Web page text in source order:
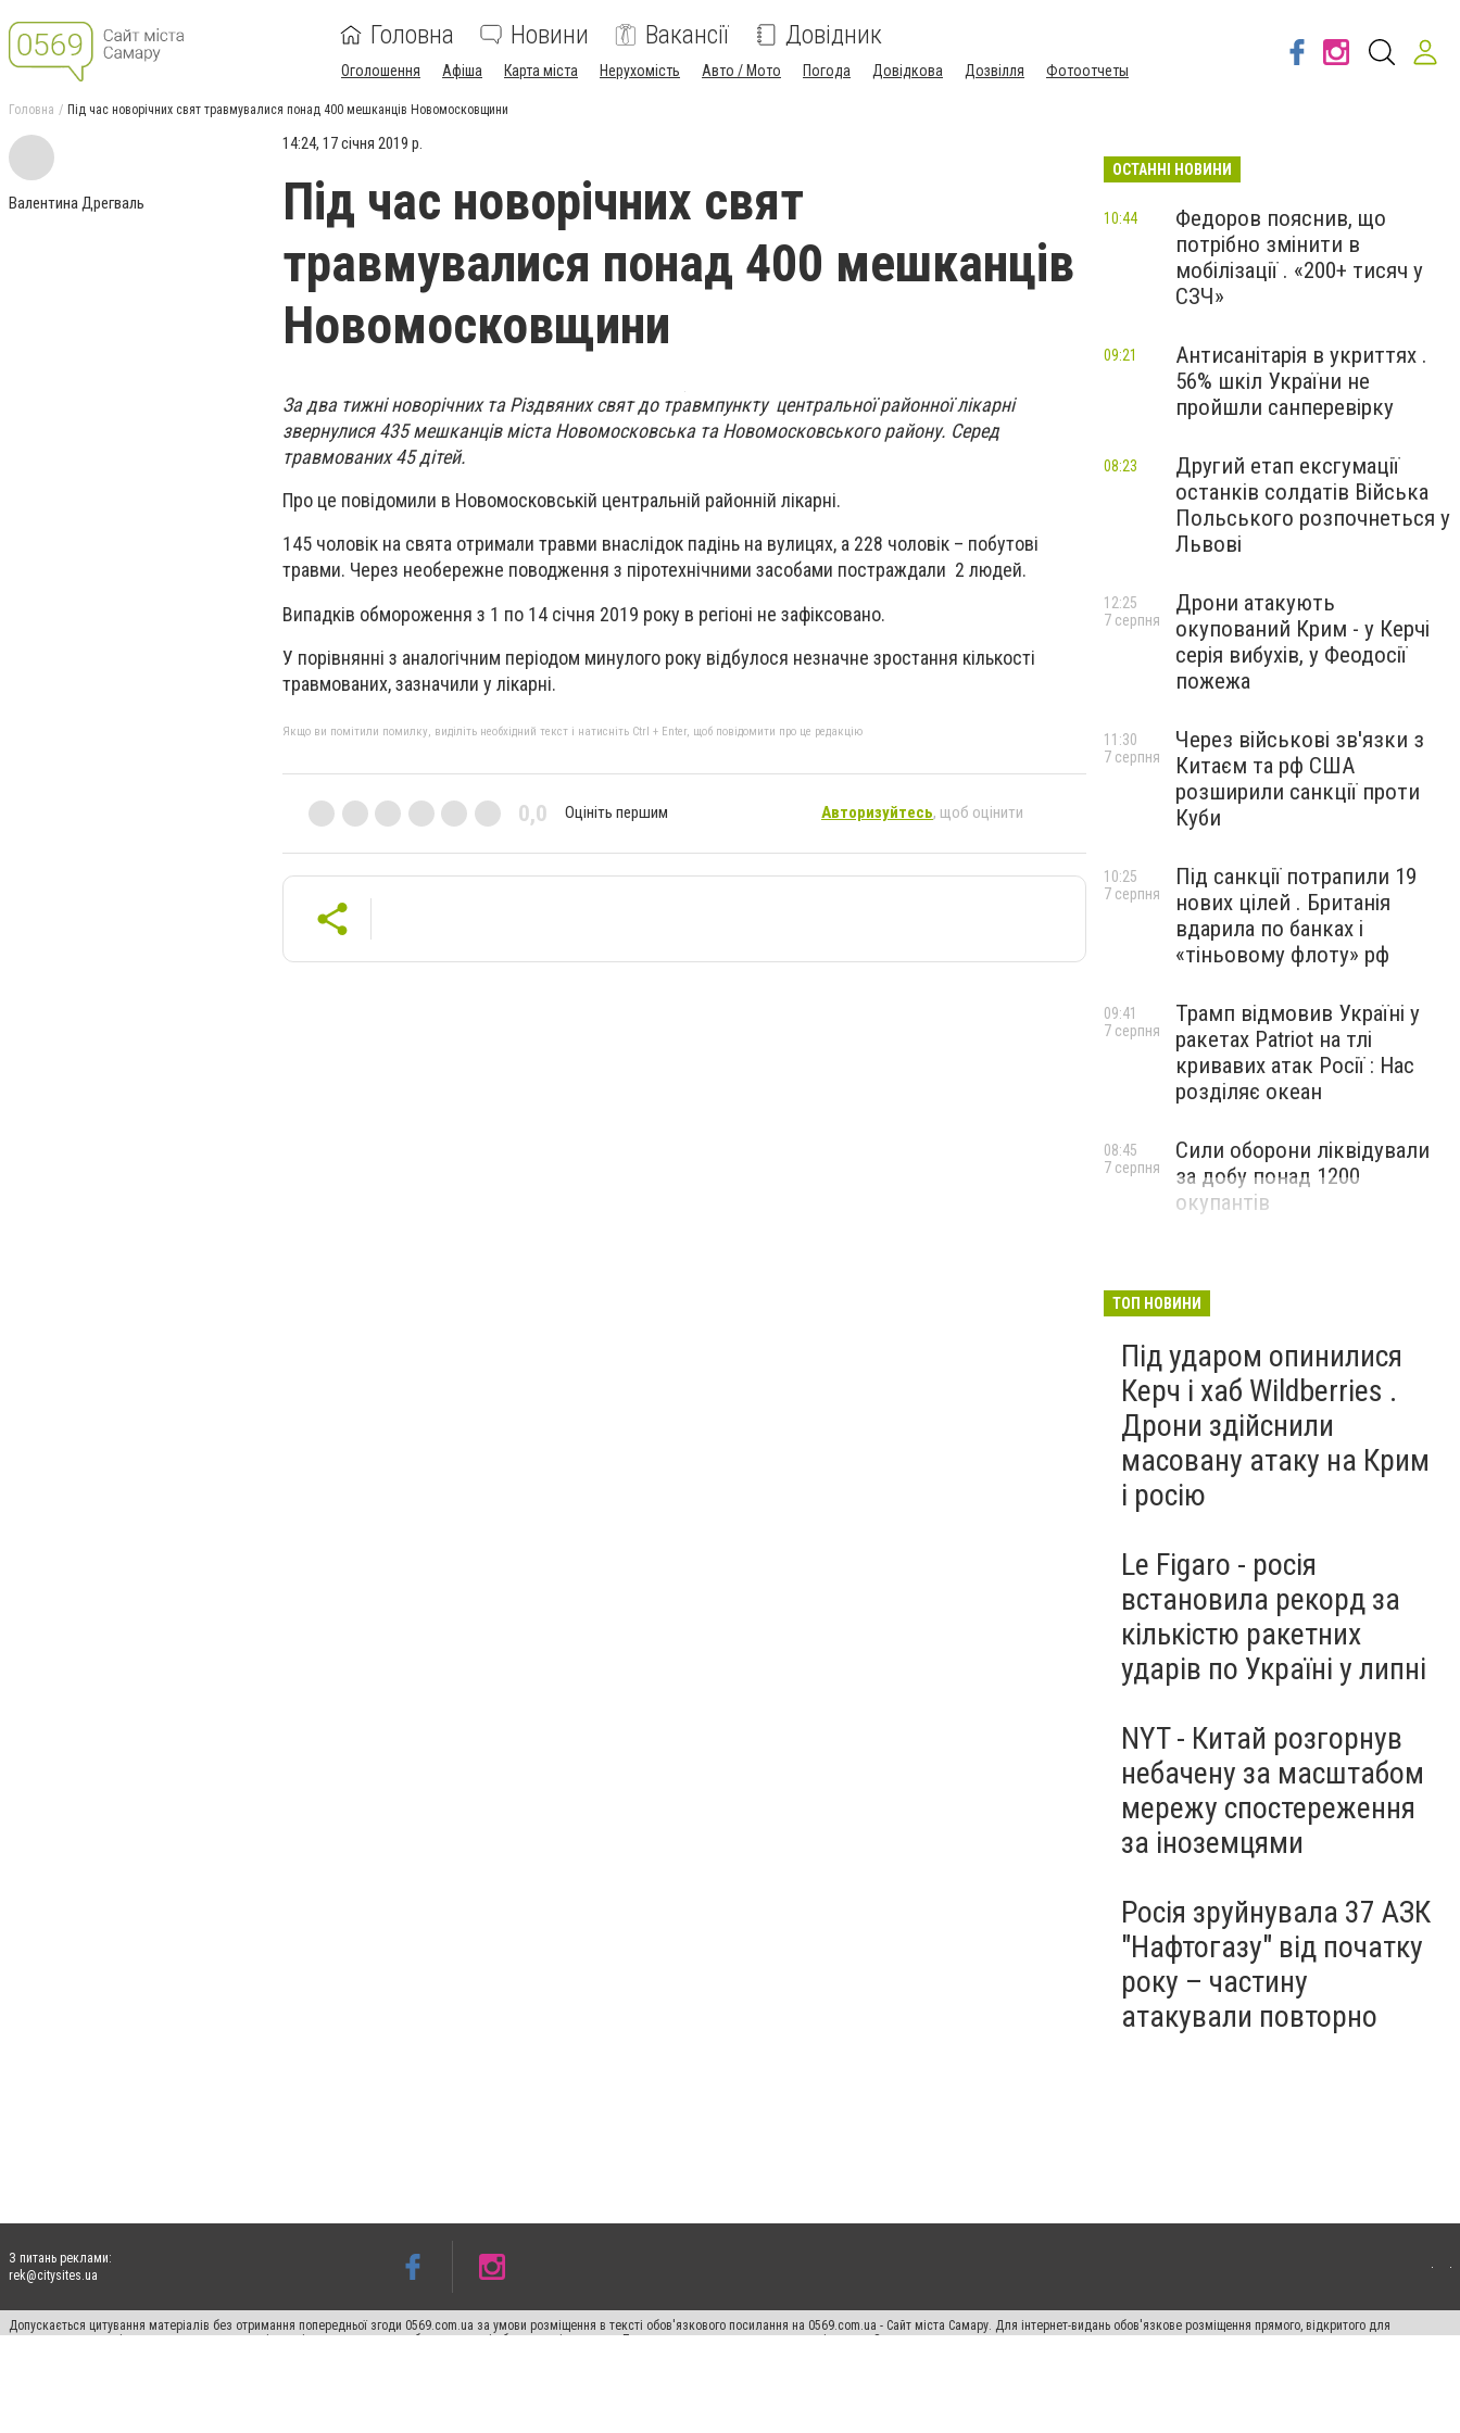
Головна Новини Вакансії Довідник
Оголошення Афіша Карта міста Нерухомість Авто / Мото Погода Довідкова Дозвілля Фотоотчеты
Головна Під час новорічних свят травмувалися понад 400 мешканців Новомосковщини
Валентина Дрегваль
14:24, 17 січня 2019 р.
Під час новорічних свят
травмувалися понад 400 мешканців
Новомосковщини
За два тижні новорічних та Різдвяних свят до травмпункту центральної районної лікарні
звернулися 435 мешканців міста Новомосковська та Новомосковського району. Серед
травмованих 45 дітей.
Про це повідомили в Новомосковській центральній районній лікарні.
145 чоловік на свята отримали травми внаслідок падінь на вулицях, а 228 чоловік – побутові
травми. Через необережне поводження з піротехнічними засобами постраждали 2 людей.
Випадків обмороження з 1 по 14 січня 2019 року в регіоні не зафіксовано.
У порівнянні з аналогічним періодом минулого року відбулося незначне зростання кількості
травмованих, зазначили у лікарні.
Якщо ви помітили помилку, виділіть необхідний текст і натисніть Ctrl + Enter, щоб повідомити про це редакцію
0,0 Оцініть першим Авторизуйтесь, щоб оцінити
ОСТАННІ НОВИНИ
Федоров пояснив, що
потрібно змінити в
мобілізації . «200+ тисяч у
СЗЧ»
10:44
Антисанітарія в укриттях .
56% шкіл України не
пройшли санперевірку
09:21
Другий етап ексгумації
останків солдатів Війська
Польського розпочнеться у
Львові
08:23
Дрони атакують
окупований Крим - у Керчі
серія вибухів, у Феодосії
пожежа
12:25
7 серпня
Через військові зв'язки з
Китаєм та рф США
розширили санкції проти
Куби
11:30
7 серпня
Під санкції потрапили 19
нових цілей . Британія
вдарила по банках і
«тіньовому флоту» рф
10:25
7 серпня
Трамп відмовив Україні у
ракетах Patriot на тлі
кривавих атак Росії : Нас
розділяє океан
09:41
7 серпня
Сили оборони ліквідували
за добу понад 1200
окупантів
08:45
7 серпня
ТОП НОВИНИ
Під ударом опинилися
Керч і хаб Wildberries .
Дрони здійснили
масовану атаку на Крим
і росію
Le Figaro - росія
встановила рекорд за
кількістю ракетних
ударів по Україні у липні
NYT - Китай розгорнув
небачену за масштабом
мережу спостереження
за іноземцями
Росія зруйнувала 37 АЗК
"Нафтогазу" від початку
року – частину
атакували повторно
З питань реклами:
rek@citysites.ua
Допускається цитування матеріалів без отримання попередньої згоди 0569.com.ua за умови розміщення в тексті обов'язкового посилання на 0569.com.ua - Сайт міста Самару. Для інтернет-видань обов'язкове розміщення прямого, відкритого для
пошукових систем гіперпосилання на цитовані статті не нижче другого абзацу в тексті або в якості джерела. Порушення виняткових прав переслідується Законом.